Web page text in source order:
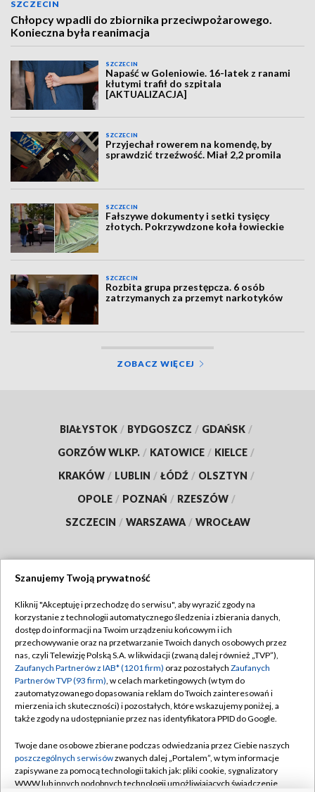
SZCZECIN
Chłopcy wpadli do zbiornika przeciwpożarowego.
Konieczna była reanimacja
SZCZECIN
Napaść w Goleniowie. 16-latek z ranami
kłutymi trafił do szpitala
[AKTUALIZACJA]
SZCZECIN
Przyjechał rowerem na komendę, by
sprawdzić trzeźwość. Miał 2,2 promila
SZCZECIN
Fałszywe dokumenty i setki tysięcy
złotych. Pokrzywdzone koła łowieckie
SZCZECIN
Rozbita grupa przestępcza. 6 osób
zatrzymanych za przemyt narkotyków
ZOBACZ WIĘCEJ
BIAŁYSTOK / BYDGOSZCZ / GDAŃSK /
GORZÓW WLKP. / KATOWICE / KIELCE /
KRAKÓW / LUBLIN / ŁÓDŹ / OLSZTYN /
OPOLE / POZNAŃ / RZESZÓW /
SZCZECIN / WARSZAWA / WROCŁAW
TVP
Abonament TVP
Emisja w TVP
Centrum informacji TVP
Naziemna Telewizja Cyfrowa
Rada Programowa
System NOS
Regulamin TVP
Polityka prywatności
Moje zgody
Pomoc
Kontakt
Szanujemy Twoją prywatność
Kliknij "Akceptuję i przechodzę do serwisu", aby wyrazić zgody na
korzystanie z technologii automatycznego śledzenia i zbierania danych,
dostęp do informacji na Twoim urządzeniu końcowym i ich
przechowywanie oraz na przetwarzanie Twoich danych osobowych przez
nas, czyli Telewizję Polską S.A. w likwidacji (zwaną dalej również „TVP”),
Zaufanych Partnerów z IAB* (1201 firm) oraz pozostałych Zaufanych
Partnerów TVP (93 firm), w celach marketingowych (w tym do
zautomatyzowanego dopasowania reklam do Twoich zainteresowań i
mierzenia ich skuteczności) i pozostałych, które wskazujemy poniżej, a
także zgody na udostępnianie przez nas identyfikatora PPID do Google.
Twoje dane osobowe zbierane podczas odwiedzania przez Ciebie naszych
poszczególnych serwisówzwanych dalej „Portalem”, w tym informacje
zapisywane za pomocą technologii takich jak: pliki cookie, sygnalizatory
WWW lub innych podobnych technologii umożliwiających świadczenie